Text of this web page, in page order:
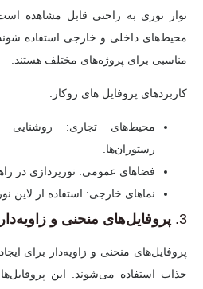
نوار نوری به راحتی قابل مشاهده
محیط‌های داخلی و خارجی استفاده
مناسبی برای پروژه‌های مختلف هستند.
کاربردهای پروفایل های روکار:
محیط‌های تجاری: روشنایی
رستوران‌ها.
فضاهای عمومی: نورپردازی در
نماهای خارجی: استفاده از لاین
3. پروفایل‌های منحنی و زاویه‌دار
پروفایل‌های منحنی و زاویه‌دار برای
جذاب استفاده می‌شوند. این